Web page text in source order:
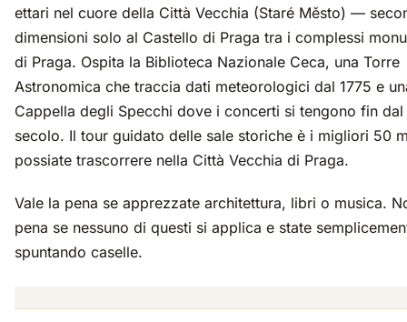
ettari nel cuore della Città Vecchia (Staré Město) —
dimensioni solo al Castello di Praga tra i complessi
di Praga. Ospita la Biblioteca Nazionale Ceca, una Torre
Astronomica che traccia dati meteorologici dal 1775 e
Cappella degli Specchi dove i concerti si tengono fin dal
secolo. Il tour guidato delle sale storiche è i migliori 50
possiate trascorrere nella Città Vecchia di Praga.
Vale la pena se apprezzate architettura, libri o musica.
pena se nessuno di questi si applica e state
spuntando caselle.